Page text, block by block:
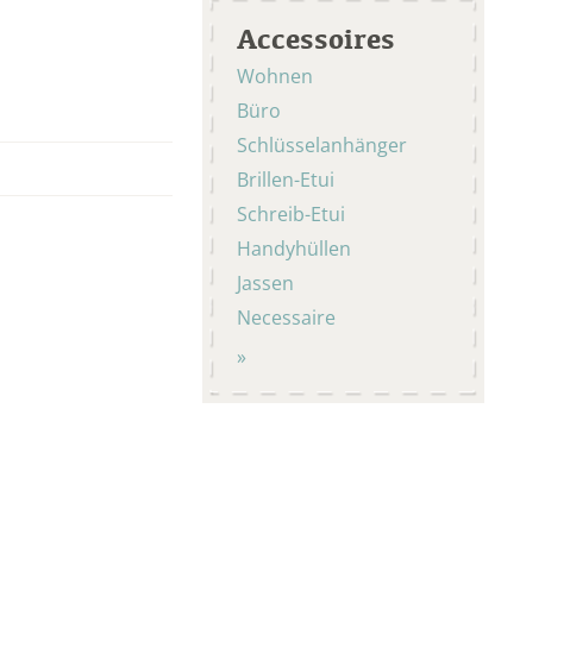
Accessoires
Wohnen
Büro
Schlüsselanhänger
Brillen-Etui
Schreib-Etui
Handyhüllen
Jassen
Necessaire